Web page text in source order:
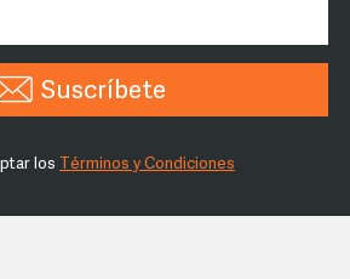
Suscríbete
los Términos y Condiciones